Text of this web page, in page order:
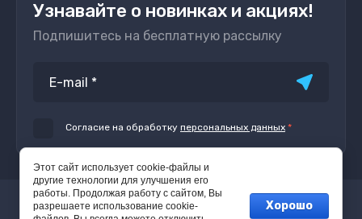
Узнавайте о новинках и акциях!
Подпишитесь на бесплатную рассылку
Согласие на обработку персональных данных *
© 2023 - 2026 Открытое Решение
Этот сайт использует cookie-файлы и
другие технологии для улучшения его
работы. Продолжая работу с сайтом, Вы
разрешаете использование cookie-
Хорошо